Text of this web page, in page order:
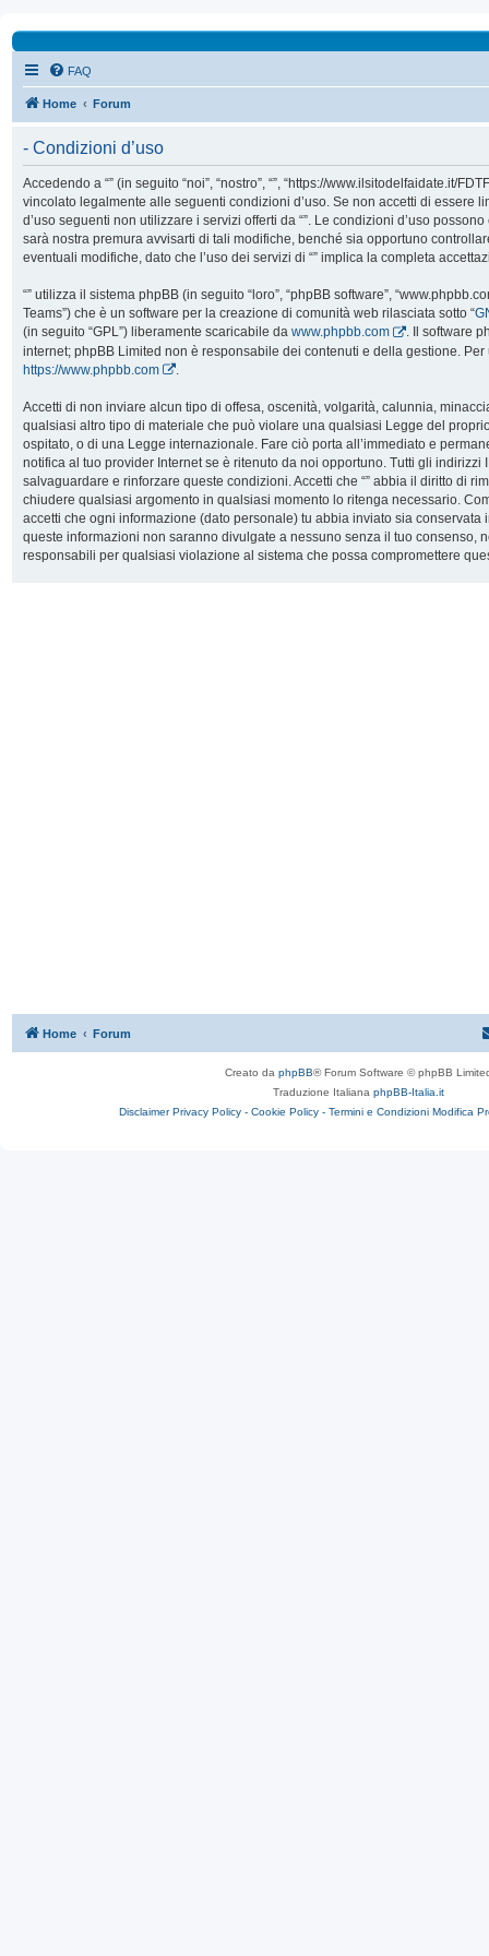
FAQ
Home Forum
- Condizioni d’uso
Accedendo a “” (in seguito “noi”, “nostro”, “”, “https://www.ilsitodelfaidate.it/
vincolato legalmente alle seguenti condizioni d’uso. Se non accetti di essere
d’uso seguenti non utilizzare i servizi offerti da “”. Le condizioni d’uso
sarà nostra premura avvisarti di tali modifiche, benché sia opportuno
eventuali modifiche, dato che l’uso dei servizi di “” implica la completa
“” utilizza il sistema phpBB (in seguito “loro”, “phpBB software”,
Teams”) che è un software per la creazione di comunità web rilasciata sotto “
(in seguito “GPL”) liberamente scaricabile da www.phpbb.com
. Il software
internet; phpBB Limited non è responsabile dei contenuti e della gestione.
https://www.phpbb.com
Accetti di non inviare alcun tipo di offesa, oscenità, volgarità, calunnia,
qualsiasi altro tipo di materiale che può violare una qualsiasi Legge del
ospitato, o di una Legge internazionale. Fare ciò porta all’immediato e
notifica al tuo provider Internet se è ritenuto da noi opportuno. Tutti gli indirizzi
salvaguardare e rinforzare queste condizioni. Accetti che “” abbia il diritto di
chiudere qualsiasi argomento in qualsiasi momento lo ritenga necessario.
accetti che ogni informazione (dato personale) tu abbia inviato sia conservata
queste informazioni non saranno divulgate a nessuno senza il tuo consenso,
responsabili per qualsiasi violazione al sistema che possa compromettere
Home Forum
Creato da phpBB® Forum Software © phpBB
Traduzione Italiana phpBB-Italia.it
Disclaimer Privacy Policy - Cookie Policy - Termini e Condizioni Modifica